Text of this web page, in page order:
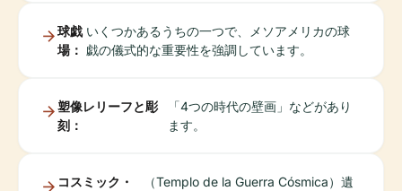
球戯
場：
いくつかあるうちの一つで、メソアメリカの球
戯の儀式的な重要性を強調しています。
塑像レリーフと彫
刻：
「4つの時代の壁画」などがあり
ます。
コスミック・
（Templo de la Guerra Cósmica）遺